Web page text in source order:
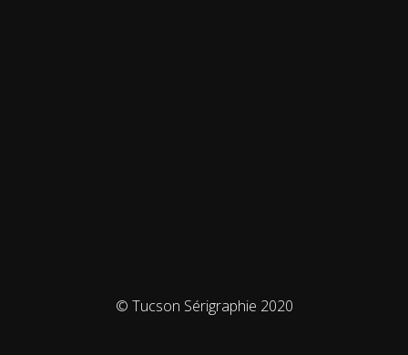
© Tucson Sérigraphie 2020